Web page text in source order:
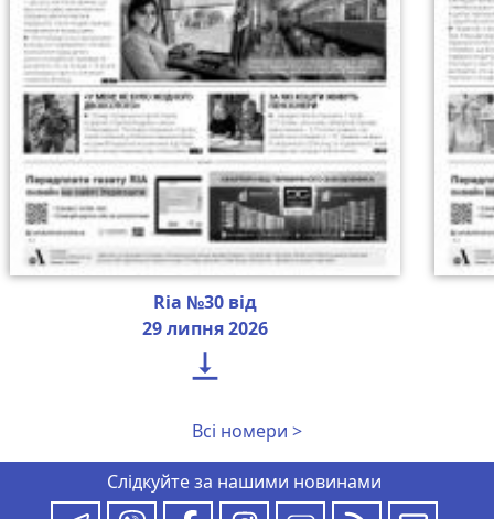
Ria №30 від
29 липня 2026

Всі номери >
Слідкуйте за нашими новинами